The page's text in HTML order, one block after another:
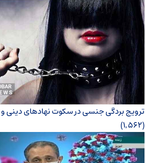
ترویج بردگی جنسی در سکوت نهادهای دینی
(۱,۵۶۲)